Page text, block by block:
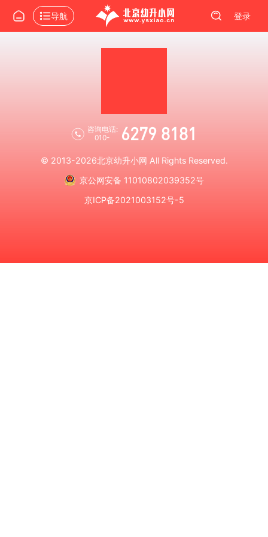
导航 登录
咨询电话:
010-
6279 8181
© 2013-2026北京幼升小网 All Rights Reserved.
京公网安备 11010802039352号
京ICP备2021003152号-5